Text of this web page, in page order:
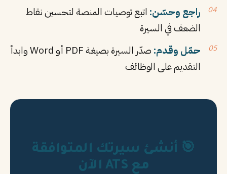
راجع وحسّن: اتبع توصيات المنصة لتحسين نقاط
الضعف في السيرة
حمّل وقدم:
صدّر السيرة بصيغة PDF أو Word وابدأ
التقديم على الوظائف
🎯 أنشئ سيرتك المتوافقة
مع ATS الآن